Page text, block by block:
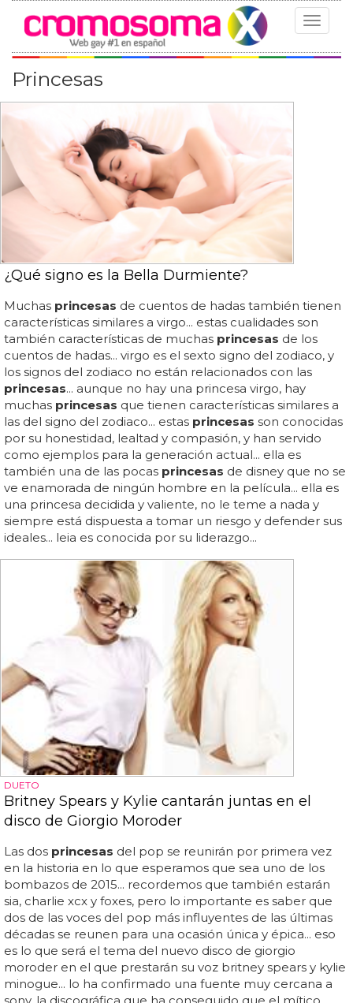
Toggle
Princesas
¿Qué signo es la Bella Durmiente?
Muchas princesas de cuentos de hadas también tienen
características similares a virgo... estas cualidades son
también características de muchas princesas de los
cuentos de hadas... virgo es el sexto signo del zodiaco, y
los signos del zodiaco no están relacionados con las
princesas... aunque no hay una princesa virgo, hay
muchas princesas que tienen características similares a
las del signo del zodiaco... estas princesas son conocidas
por su honestidad, lealtad y compasión, y han servido
como ejemplos para la generación actual... ella es
también una de las pocas princesas de disney que no se
ve enamorada de ningún hombre en la película... ella es
una princesa decidida y valiente, no le teme a nada y
siempre está dispuesta a tomar un riesgo y defender sus
ideales... leia es conocida por su liderazgo...
DUETO
Britney Spears y Kylie cantarán juntas en el
disco de Giorgio Moroder
Las dos princesas del pop se reunirán por primera vez
en la historia en lo que esperamos que sea uno de los
bombazos de 2015... recordemos que también estarán
sia, charlie xcx y foxes, pero lo importante es saber que
dos de las voces del pop más influyentes de las últimas
décadas se reunen para una ocasión única y épica... eso
es lo que será el tema del nuevo disco de giorgio
moroder en el que prestarán su voz britney spears y kylie
minogue... lo ha confirmado una fuente muy cercana a